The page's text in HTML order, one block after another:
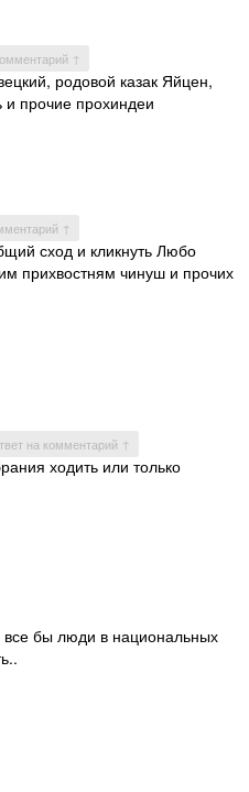
↑
родовой казак Яйцен,
прочие прохиндеи
↑
сход и кликнуть Любо
прихвостням чинуш и прочих
на комментарий ↑
ходить или только
все бы люди в национальных